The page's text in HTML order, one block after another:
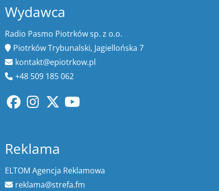
Wydawca
Radio Pasmo Piotrków sp. z o.o.
Piotrków Trybunalski, Jagiellońska 7
kontakt@epiotrkow.pl
+48 509 185 062
Reklama
ELTOM Agencja Reklamowa
reklama@strefa.fm